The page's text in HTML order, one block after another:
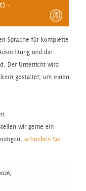
-
Sprache für komplette
und die
Der Unterricht wird
gestaltet, um einen
wir gerne ein
schreiben Sie